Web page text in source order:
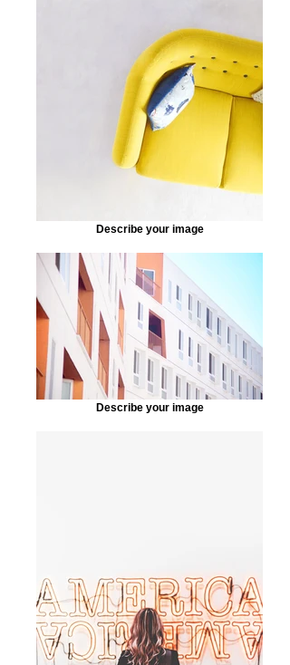
Describe your image
Describe your image